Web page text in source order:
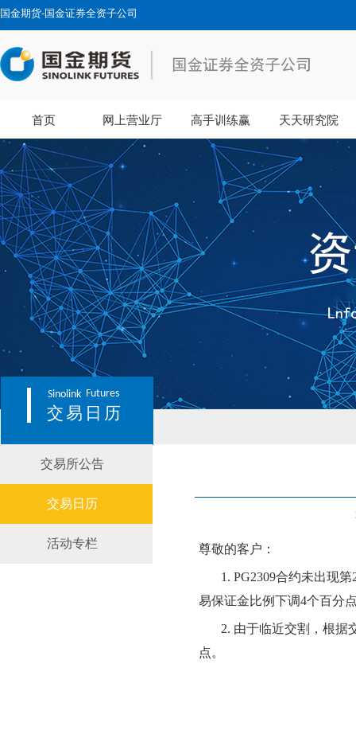
国金期货-国金证券全资子公司
首页 网上营业厅 高手训练赢 天天研究院
Sinolink Futures
交易日历
交易所公告
交易日历
活动专栏 尊敬的客户：
1. PG2309合约未出现第
易保证金比例下调4个百分
2. 由于临近交割，根据
点。